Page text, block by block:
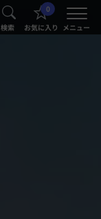
検索
0
お気に入り メニュー
®